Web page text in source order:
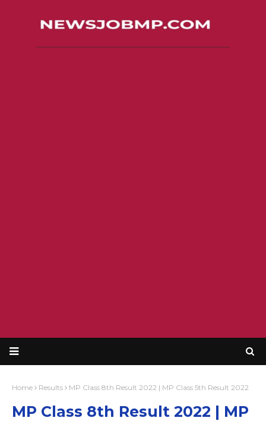
Home Results MP Class 8th Result 2022 | MP Class 5th Result 2022
MP Class 8th Result 2022 | MP